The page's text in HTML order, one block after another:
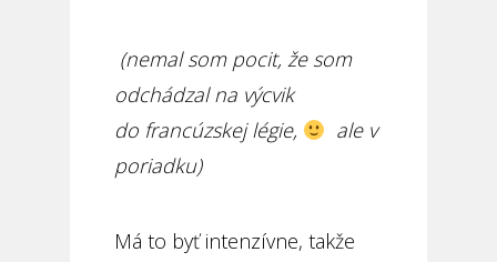
(nemal som pocit, že som
odchádzal na výcvik
do francúzskej légie,
ale v
poriadku)
Má to byť intenzívne, takže